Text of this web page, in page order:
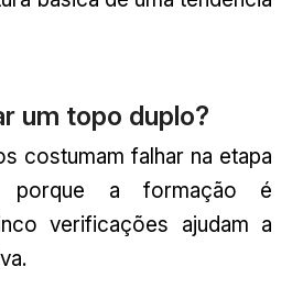
um topo duplo?
costumam falhar na etapa
porque a formação é
verificações ajudam a